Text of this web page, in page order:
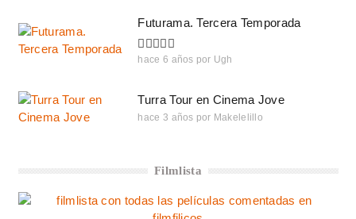
Futurama. Tercera Temporada
hace 6 años por Ugh
Turra Tour en Cinema Jove
hace 3 años por Makelelillo
Filmlista